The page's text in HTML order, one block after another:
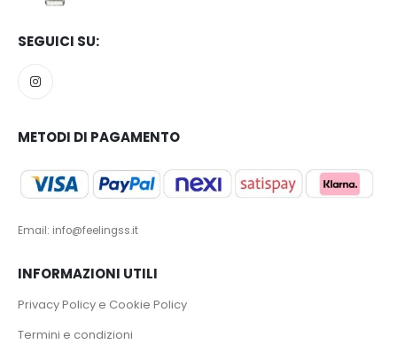
SEGUICI SU:
METODI DI PAGAMENTO
Email: info@feelingss.it
INFORMAZIONI UTILI
Privacy Policy e Cookie Policy
Termini e condizioni